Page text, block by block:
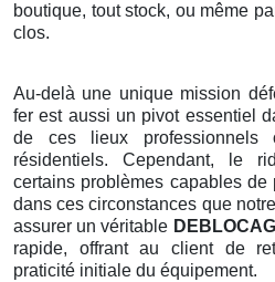
boutique, tout stock, ou même
clos.
Au-delà une unique mission
fer est aussi un pivot essentiel
de ces lieux professionnels
résidentiels. Cependant, le
certains problèmes capables de
dans ces circonstances que
assurer un véritable
rapide, offrant au client de
praticité initiale du équipement.